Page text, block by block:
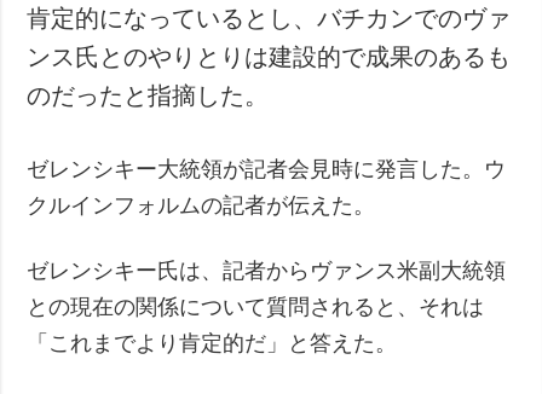
動画
肯定的になっているとし、バチカンでのヴァ
ンス氏とのやりとりは建設的で成果のあるも
のだったと指摘した。
ゼレンシキー大統領が記者会見時に発言した。ウ
クルインフォルムの記者が伝えた。
ゼレンシキー氏は、記者からヴァンス米副大統領
との現在の関係について質問されると、それは
「これまでより肯定的だ」と答えた。